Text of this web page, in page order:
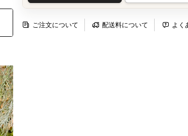
ご注文について 配送料について よく